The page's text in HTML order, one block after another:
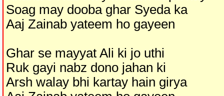
Soag may dooba ghar Syeda ka
Aaj Zainab yateem ho gayeen
Ghar se mayyat Ali ki jo uthi
Ruk gayi nabz dono jahan ki
Arsh walay bhi kartay hain girya